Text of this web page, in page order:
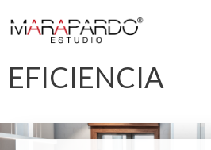
EFICIENCIA